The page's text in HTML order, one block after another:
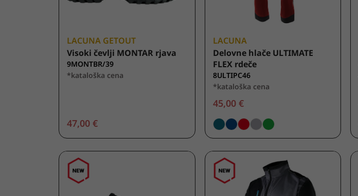
LACUNA GETOUT
Visoki čevlji MONTAR rjava
9MONTBR/39
*kataloška cena
47,00 €
LACUNA
Delovne hlače ULTIMATE
FLEX rdeče
8ULTIPC46
*kataloška cena
45,00 €